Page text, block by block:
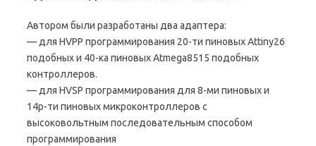
Автором были разработаны два адаптера:
— для HVPP программирования 20-ти пиновых Attiny26
подобных и 40-ка пиновых Atmega8515 подобных
контроллеров.
— для HVSP программирования для 8-ми пиновых и
14p-ти пиновых микроконтроллеров с
высоковольтным последовательным способом
программирования